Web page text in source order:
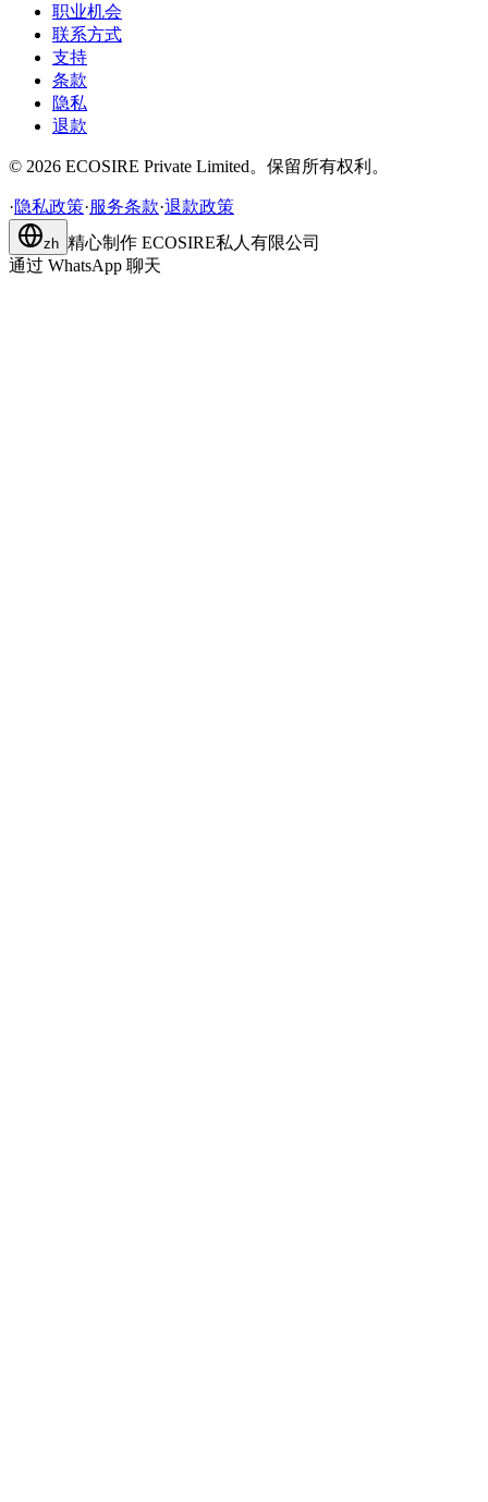
职业机会
联系方式
支持
条款
隐私
退款
© 2026 ECOSIRE Private Limited。保留所有权利。
·隐私政策·服务条款·退款政策
zh 精心制作 ECOSIRE私人有限公司
通过 WhatsApp 聊天